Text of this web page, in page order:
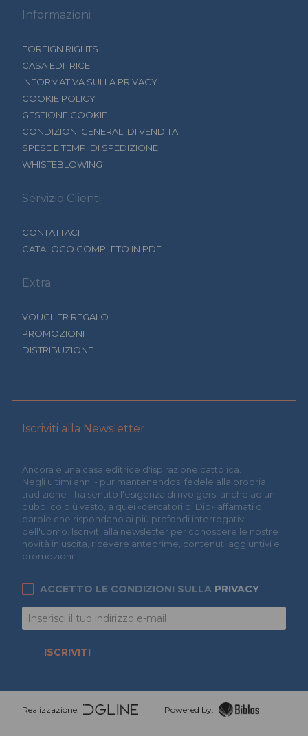
Informazioni
FOREIGN RIGHTS
CASA EDITRICE
INFORMATIVA SULLA PRIVACY
COOKIE POLICY
GESTIONE COOKIE
CONDIZIONI GENERALI DI VENDITA
SPESE E TEMPI DI SPEDIZIONE
WHISTEBLOWING
Servizio Clienti
CONTATTACI
CATALOGO COMPLETO IN PDF
Extra
VOUCHER REGALO
PROMOZIONI
DISTRIBUZIONE
Iscriviti alla Newsletter
Àncora è una casa editrice d'ispirazione cattolica.
Negli ultimi anni - pur mantenendosi fedele alla propria
tradizione - ha sentito l'esigenza di rivolgersi anche ad un
pubblico più vasto, a quei «cercatori di Dio» affamati di
parole che rispondano ai più profondi interrogativi
dell'uomo. Iscriviti alla newsletter per conoscere le nostre
novità in uscita, ricevere anteprime, contenuti aggiuntivi e
promozioni.
ACCETTO LE CONDIZIONI SULLA PRIVACY
ISCRIVITI
Realizzazione: Powered by: